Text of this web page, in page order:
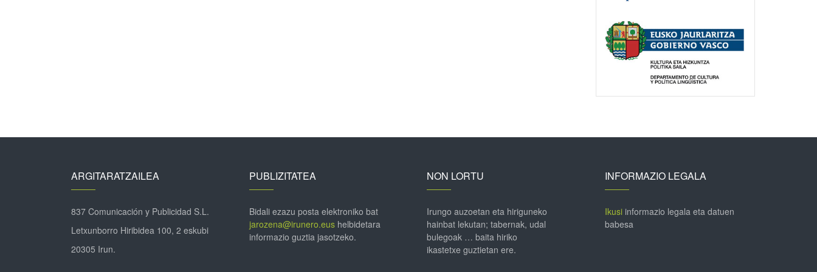
ARGITARATZAILEA
837 Comunicación y Publicidad S.L.
Letxunborro Hiribidea 100, 2 eskubi
20305 Irun.
PUBLIZITATEA
Bidali ezazu posta elektroniko bat
jarozena@irunero.eushelbidetara
informazio guztia jasotzeko.
NON LORTU
Irungo auzoetan eta hiriguneko
hainbat lekutan; tabernak, udal
bulegoak … baita hiriko
ikastetxe guztietan ere.
INFORMAZIO LEGALA
Ikusiinformazio legala eta datuen
babesa